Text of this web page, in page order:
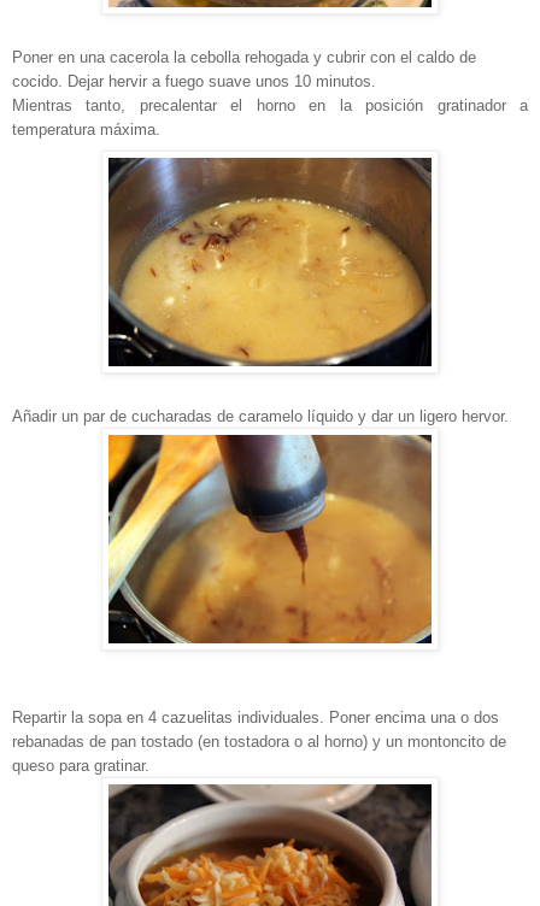
Poner en una cacerola la cebolla rehogada y cubrir con el caldo de
cocido. Dejar hervir a fuego suave unos 10 minutos.
Mientras tanto, precalentar el horno en la posición gratinador a
temperatura máxima.
Añadir un par de cucharadas de caramelo líquido y dar un ligero hervor.
Repartir la sopa en 4 cazuelitas individuales. Poner encima una o dos
rebanadas de pan tostado (en tostadora o al horno) y un montoncito de
queso para gratinar.